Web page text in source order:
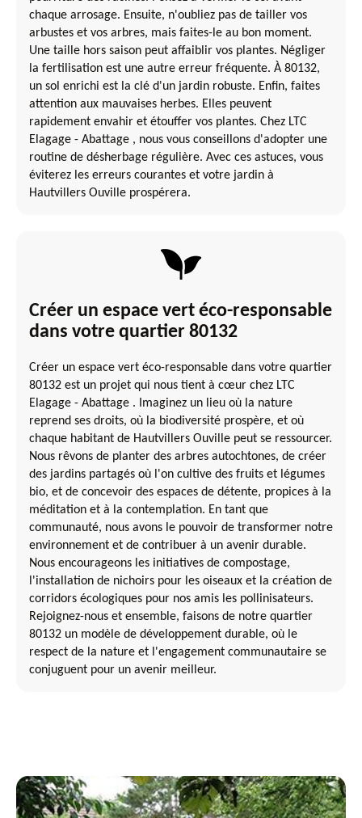
chaque arrosage. Ensuite, n'oubliez pas de tailler vos
arbustes et vos arbres, mais faites-le au bon moment.
Une taille hors saison peut affaiblir vos plantes. Négliger
la fertilisation est une autre erreur fréquente. À 80132,
un sol enrichi est la clé d'un jardin robuste. Enfin, faites
attention aux mauvaises herbes. Elles peuvent
rapidement envahir et étouffer vos plantes. Chez LTC
Elagage - Abattage , nous vous conseillons d'adopter une
routine de désherbage régulière. Avec ces astuces, vous
éviterez les erreurs courantes et votre jardin à
Hautvillers Ouville prospérera.
Créer un espace vert éco-responsable
dans votre quartier 80132
Créer un espace vert éco-responsable dans votre quartier
80132 est un projet qui nous tient à cœur chez LTC
Elagage - Abattage . Imaginez un lieu où la nature
reprend ses droits, où la biodiversité prospère, et où
chaque habitant de Hautvillers Ouville peut se ressourcer.
Nous rêvons de planter des arbres autochtones, de créer
des jardins partagés où l'on cultive des fruits et légumes
bio, et de concevoir des espaces de détente, propices à la
méditation et à la contemplation. En tant que
communauté, nous avons le pouvoir de transformer notre
environnement et de contribuer à un avenir durable.
Nous encourageons les initiatives de compostage,
l'installation de nichoirs pour les oiseaux et la création de
corridors écologiques pour nos amis les pollinisateurs.
Rejoignez-nous et ensemble, faisons de notre quartier
80132 un modèle de développement durable, où le
respect de la nature et l'engagement communautaire se
conjuguent pour un avenir meilleur.